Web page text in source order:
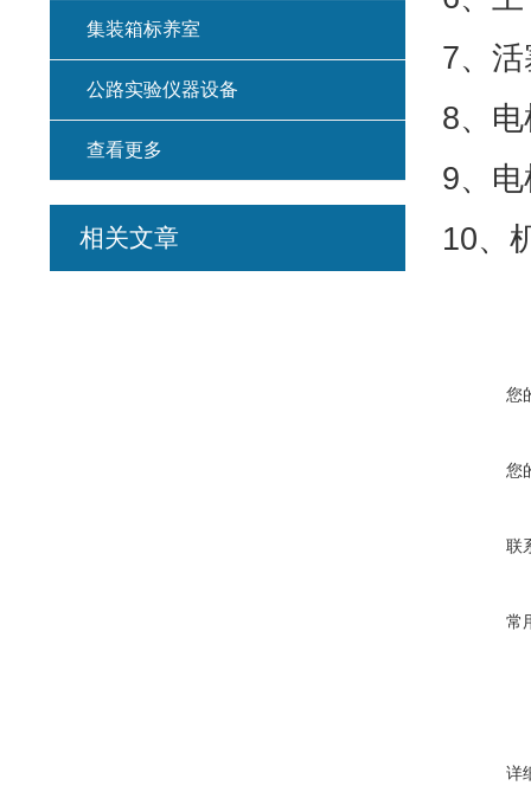
7、
8、
9、
10、
您
您
联
常
详
集装箱标养室
公路实验仪器设备
查看更多
相关文章